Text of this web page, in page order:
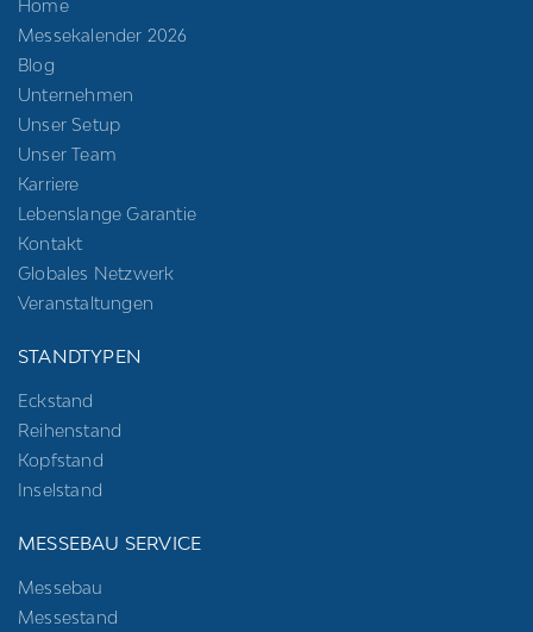
Home
Messekalender 2026
Blog
Unternehmen
Unser Setup
Unser Team
Karriere
Lebenslange Garantie
Kontakt
Globales Netzwerk
Veranstaltungen
STANDTYPEN
Eckstand
Reihenstand
Kopfstand
Inselstand
MESSEBAU SERVICE
Messebau
Messestand